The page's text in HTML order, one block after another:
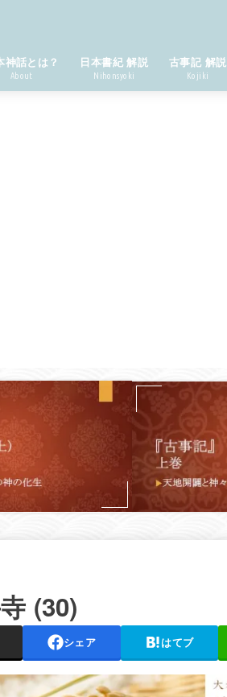
神話とは？
About
日本書紀 解説
Nihonsyoki
古事記 解説
Kojiki
(30)
シェア はてブ